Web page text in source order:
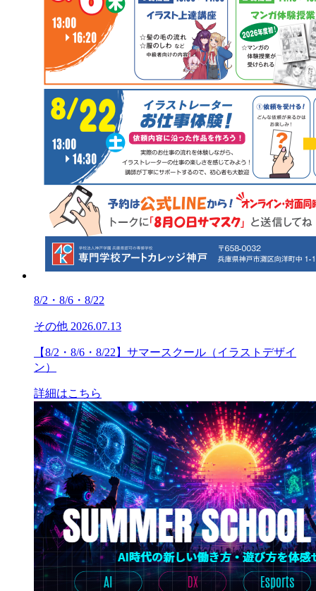
8/2・8/6・8/22
その他 2026.07.13
【8/2・8/6・8/22】サマースクール（イラストデザイ
ン）
詳細はこちら